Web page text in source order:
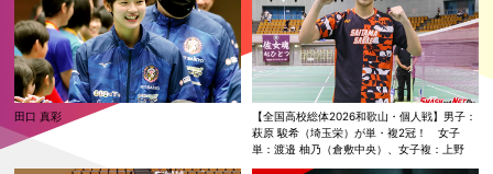
田口 真彩
【全国高校総体2026和歌山・個人戦】男子：
萩原 駿希（埼玉栄）が単・複2冠！ 女子
単：渡邉 柚乃（倉敷中央）、女子複：上野